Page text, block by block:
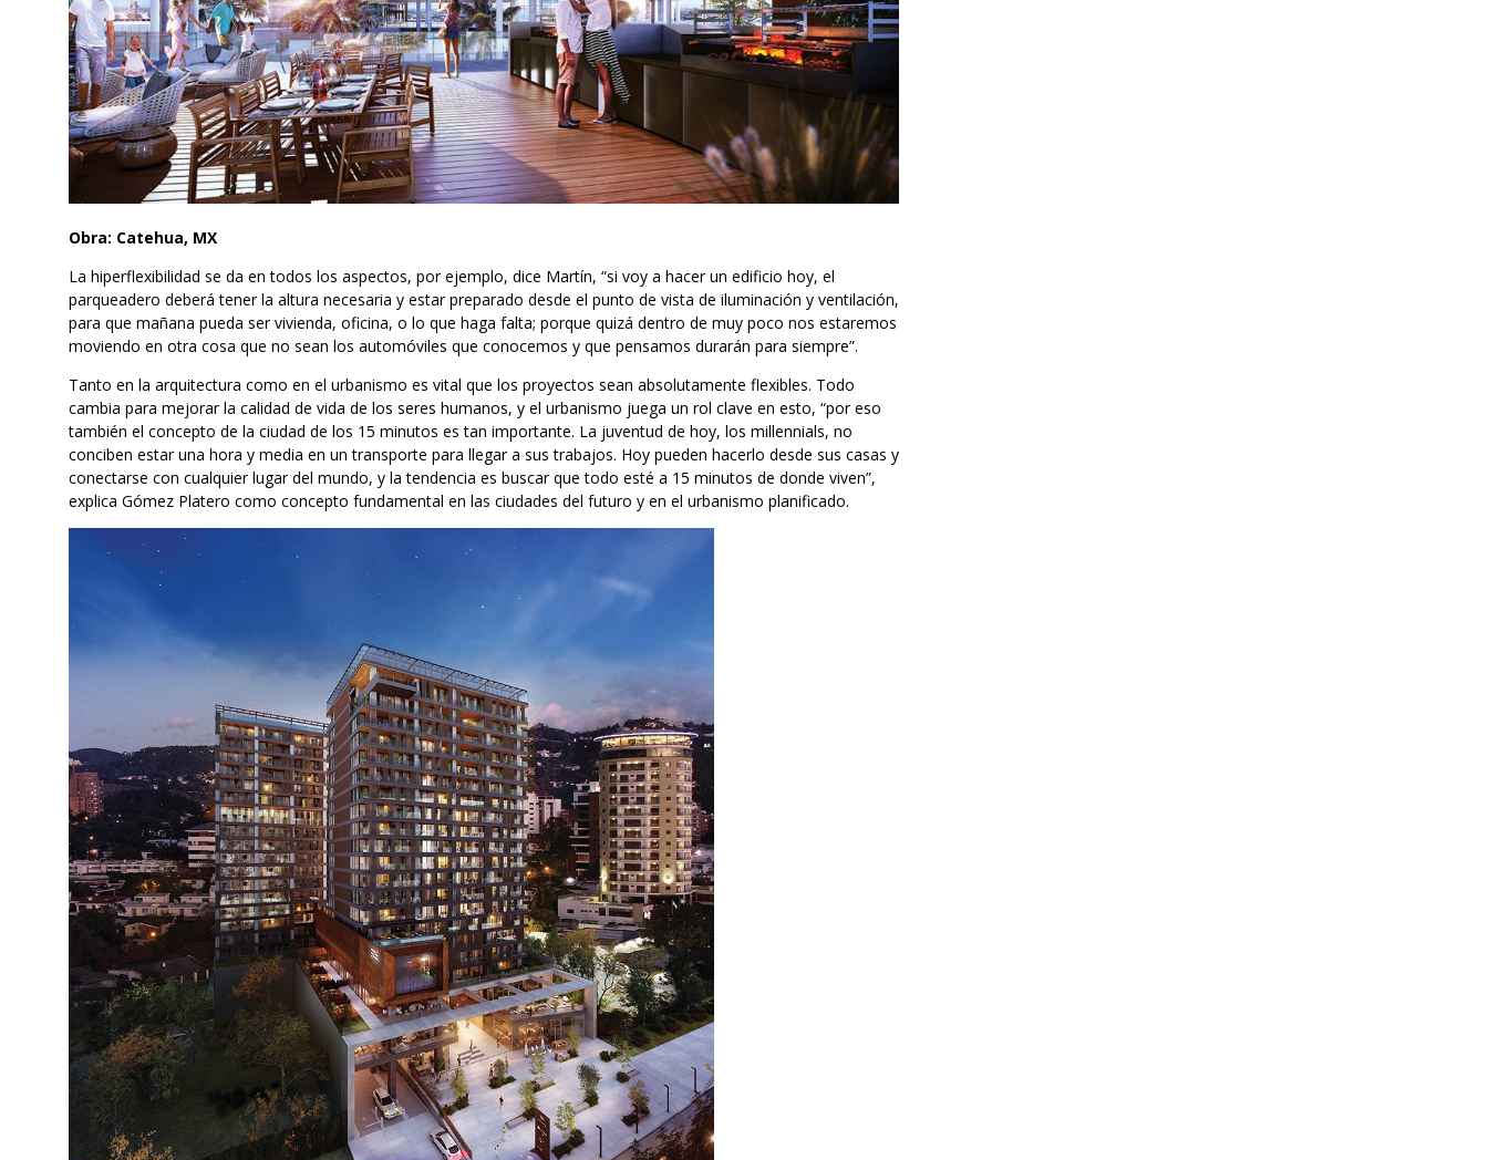
Obra: Catehua, MX
La hiperflexibilidad se da en todos los aspectos, por ejemplo, dice Martín, “si voy a hacer un edificio hoy, el
parqueadero deberá tener la altura necesaria y estar preparado desde el punto de vista de iluminación y ventilación,
para que mañana pueda ser vivienda, oficina, o lo que haga falta; porque quizá dentro de muy poco nos estaremos
moviendo en otra cosa que no sean los automóviles que conocemos y que pensamos durarán para siempre”.
Tanto en la arquitectura como en el urbanismo es vital que los proyectos sean absolutamente flexibles. Todo
cambia para mejorar la calidad de vida de los seres humanos, y el urbanismo juega un rol clave en esto, “por eso
también el concepto de la ciudad de los 15 minutos es tan importante. La juventud de hoy, los millennials, no
conciben estar una hora y media en un transporte para llegar a sus trabajos. Hoy pueden hacerlo desde sus casas y
conectarse con cualquier lugar del mundo, y la tendencia es buscar que todo esté a 15 minutos de donde viven”,
explica Gómez Platero como concepto fundamental en las ciudades del futuro y en el urbanismo planificado.